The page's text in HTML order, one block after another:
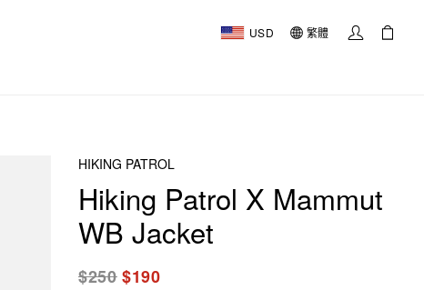
USD 繁體
HIKING PATROL
Hiking Patrol X Mammut
WB Jacket
$250$190